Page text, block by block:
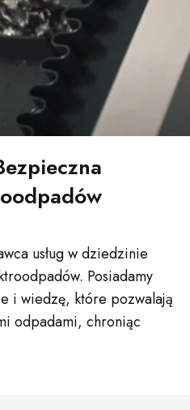
usług w dziedzinie
Posiadamy
i wiedzę, które pozwalają
odpadami, chroniąc